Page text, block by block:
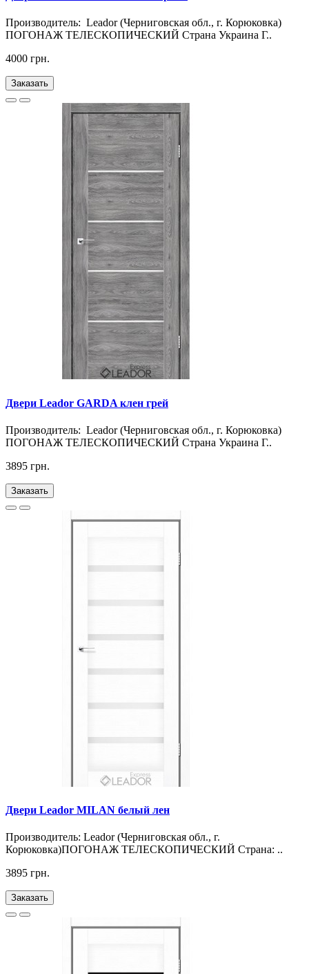
Производитель: Leador (Черниговская обл., г. Корюковка)
ПОГОНАЖ ТЕЛЕСКОПИЧЕСКИЙ Страна Украина Г..
4000 грн.
Заказать
Двери Leador GARDA клен грей
Производитель: Leador (Черниговская обл., г. Корюковка)
ПОГОНАЖ ТЕЛЕСКОПИЧЕСКИЙ Страна Украина Г..
3895 грн.
Заказать
Двери Leador MILAN белый лен
Производитель: Leador (Черниговская обл., г.
Корюковка)ПОГОНАЖ ТЕЛЕСКОПИЧЕСКИЙ Страна: ..
3895 грн.
Заказать